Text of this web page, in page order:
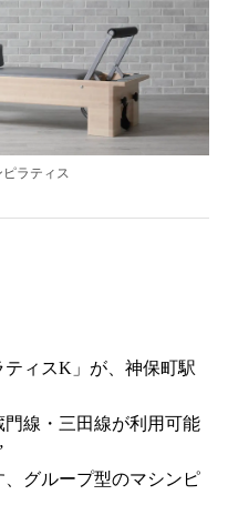
ラティス
ィスK」が、神保町駅
線・三田線が利用可能
グループ型のマシンピ